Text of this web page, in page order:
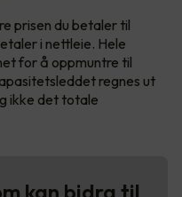
prisen du betaler til
i nettleie. Hele
for å oppmuntre til
regnes ut
ikke det totale
kan bidra til